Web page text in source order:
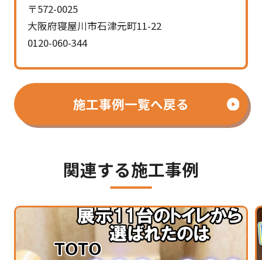
〒572-0025
大阪府寝屋川市石津元町11-22
0120-060-344
施工事例一覧へ戻る
関連する施工事例